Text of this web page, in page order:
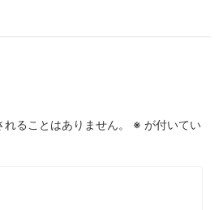
ることはありません。 ※ が付いてい